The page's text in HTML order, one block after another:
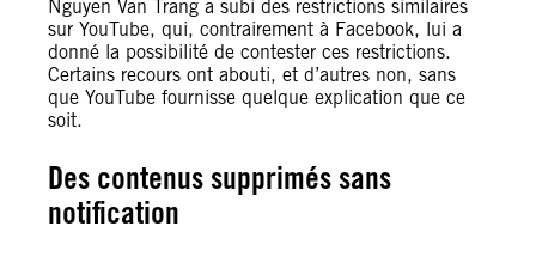
Nguyen Van Trang a subi des restrictions similaires
sur YouTube, qui, contrairement à Facebook, lui a
donné la possibilité de contester ces restrictions.
Certains recours ont abouti, et d’autres non, sans
que YouTube fournisse quelque explication que ce
soit.
Des contenus supprimés sans
notification